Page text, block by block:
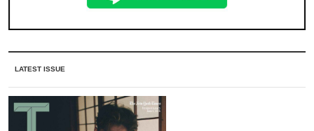
LATEST ISSUE